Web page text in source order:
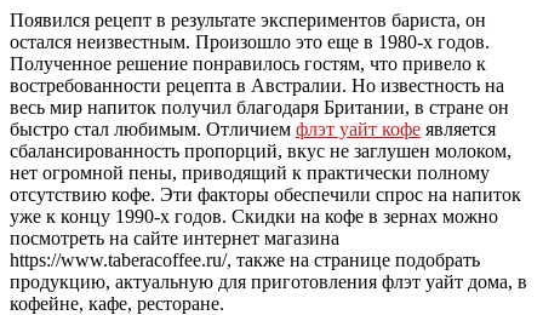
Появился рецепт в результате экспериментов бариста, он
остался неизвестным. Произошло это еще в 1980-х годов.
Полученное решение понравилось гостям, что привело к
востребованности рецепта в Австралии. Но известность на
весь мир напиток получил благодаря Британии, в стране он
быстро стал любимым. Отличием флэт уайт кофе является
сбалансированность пропорций, вкус не заглушен молоком,
нет огромной пены, приводящий к практически полному
отсутствию кофе. Эти факторы обеспечили спрос на напиток
уже к концу 1990-х годов. Скидки на кофе в зернах можно
посмотреть на сайте интернет магазина
https://www.taberacoffee.ru/, также на странице подобрать
продукцию, актуальную для приготовления флэт уайт дома, в
кофейне, кафе, ресторане.